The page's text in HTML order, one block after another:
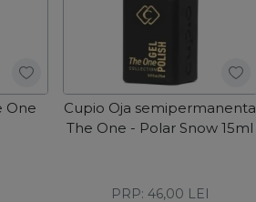
One
Cupio Oja semipermanenta
The One - Polar Snow 15ml
PRP: 46,00 LEI